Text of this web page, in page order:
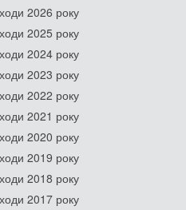
2026 року
2025 року
2024 року
2023 року
2022 року
2021 року
2020 року
2019 року
2018 року
2017 року